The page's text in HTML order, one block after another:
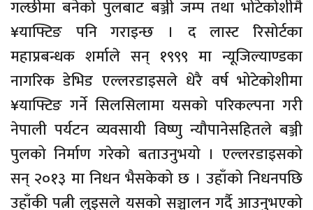
गल्छीमा बनेको पुलबाट बञ्जी जम्प तथा भोटेकोशीमै
¥याफ्टिङ पनि गराइन्छ । द लास्ट रिसोर्टका
महाप्रबन्धक शर्माले सन् १९९९ मा न्यूजिल्याण्डका
नागरिक डेभिड एल्लरडाइसले धेरै वर्ष भोटेकोशीमा
¥याफ्टिङ गर्ने सिलसिलामा यसको परिकल्पना गरी
नेपाली पर्यटन व्यवसायी विष्णु न्यौपानेसहितले बञ्जी
पुलको निर्माण गरेको बताउनुभयो । एल्लरडाइसको
सन् २०१३ मा निधन भैसकेको छ । उहाँको निधनपछि
उहाँकी पत्नी लुइसले यसको सञ्चालन गर्दै आउनुभएको